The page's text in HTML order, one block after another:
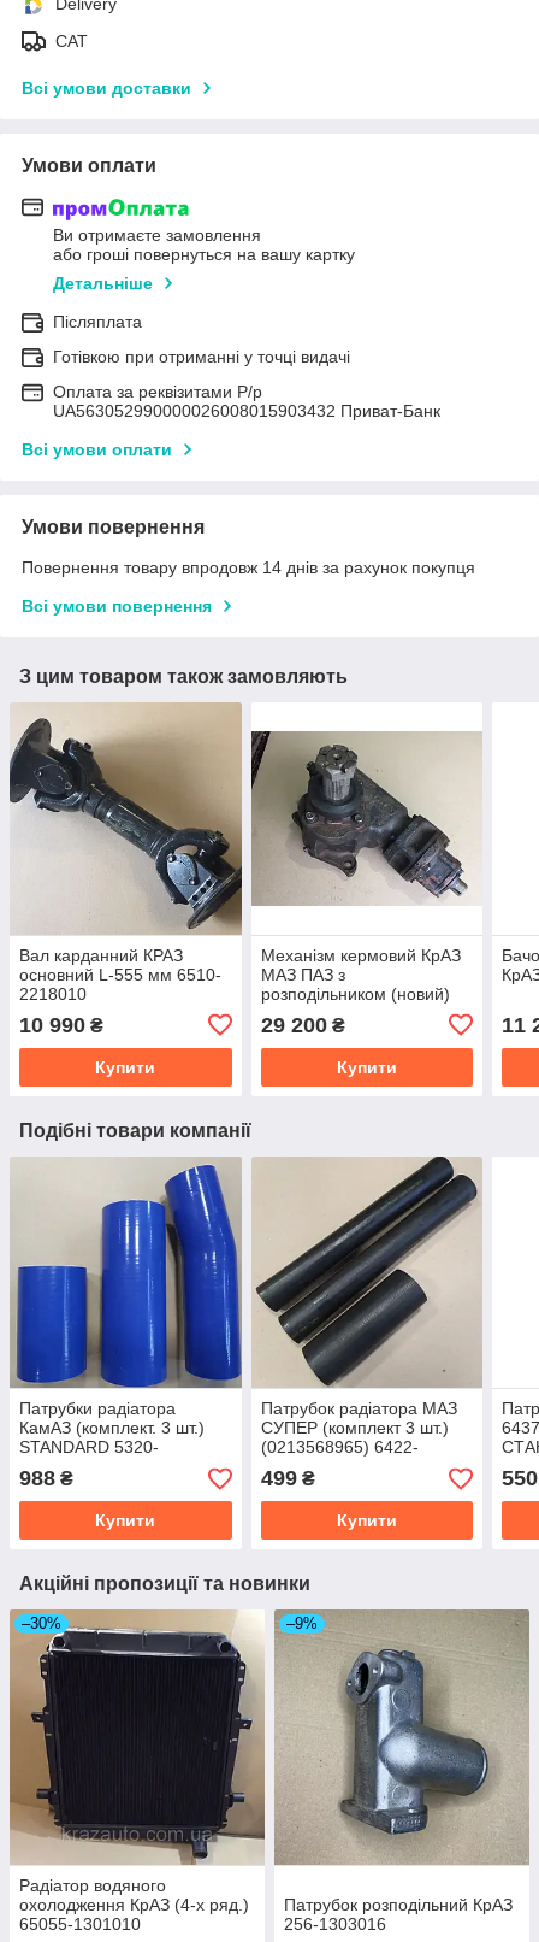
САТ
Всі умови доставки
Умови оплати
Ви отримаєте замовлення
або гроші повернуться на вашу картку
Детальніше
Післяплата
Готівкою при отриманні у точці видачі
Оплата за реквізитами Р/р
UA563052990000026008015903432 Приват-Банк
Всі умови оплати
Умови повернення
Повернення товару впродовж 14 днів за рахунок покупця
Всі умови повернення
З цим товаром також замовляють
Вал карданний КРАЗ
основний L-555 мм 6510-
2218010
10 990 ₴
Купити
Механізм кермовий КрАЗ
МАЗ ПАЗ з
розподільником (новий)
29 200₴
Купити
11
Подібні товари компанії
Патрубки радіатора
КамАЗ (комплект. 3 шт.)
STANDARD 5320-
1303010/26/27 (TEMPEST)
TP.1336.STD
988 ₴
Купити
Патрубок радіатора МАЗ
СУПЕР (комплект 3 шт.)
(0213568965) 6422-
1303025
499₴
Купити
550
Акційні пропозиції та новинки
–30%
Радіатор водяного
охолодження КрАЗ (4-х ряд.)
65055-1301010
–9%
Патрубок розподільний КрАЗ
256-1303016